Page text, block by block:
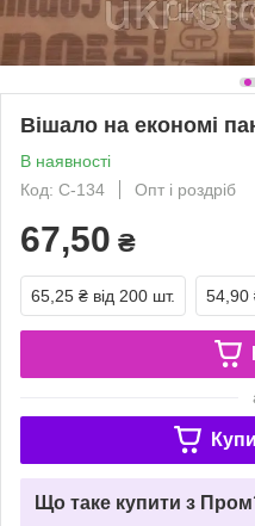
Вішало на економі
В наявності
Код: C-134
Опт і роздріб
67,50 ₴
65,25 ₴ від 200 шт. 54,90
Що таке купити з